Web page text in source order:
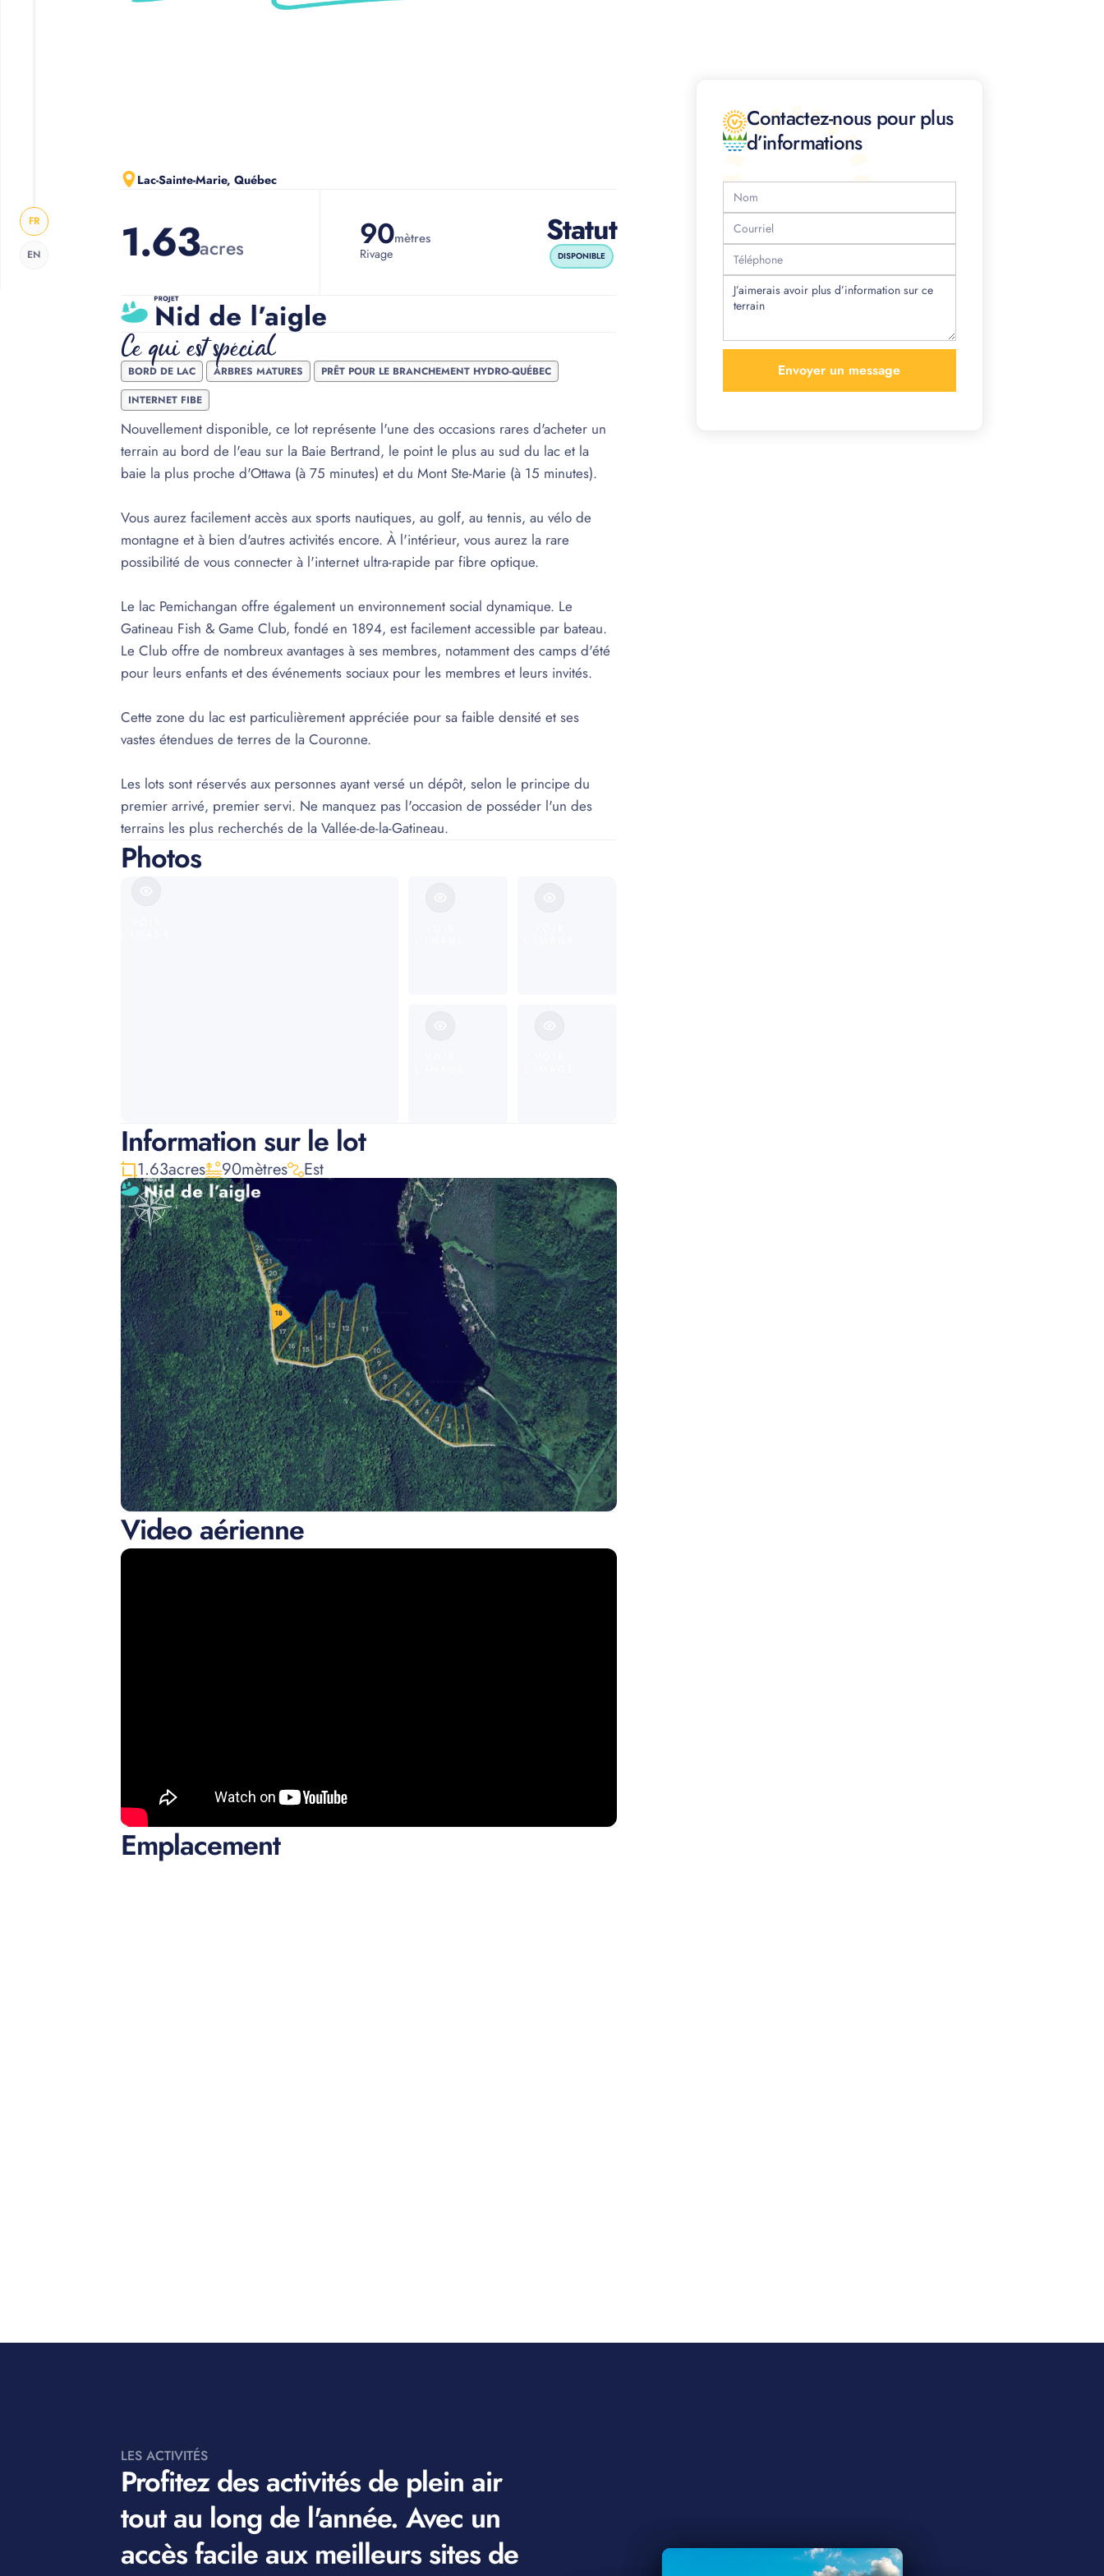
FR
EN
Lac-Sainte-Marie, Québec
1.63acres 90mètres
Rivage
Statut
DISPONIBLE
Ce qui est spécial
BORD DE LAC ARBRES MATURES
PRÊT POUR LE BRANCHEMENT HYDRO-QUÉBEC
INTERNET FIBE
Nouvellement disponible, ce lot représente l'une des occasions rares d'acheter un
terrain au bord de l'eau sur la Baie Bertrand, le point le plus au sud du lac et la
baie la plus proche d'Ottawa (à 75 minutes) et du Mont Ste-Marie (à 15 minutes).
Vous aurez facilement accès aux sports nautiques, au golf, au tennis, au vélo de
montagne et à bien d'autres activités encore. À l'intérieur, vous aurez la rare
possibilité de vous connecter à l'internet ultra-rapide par fibre optique.
Le lac Pemichangan offre également un environnement social dynamique. Le
Gatineau Fish & Game Club, fondé en 1894, est facilement accessible par bateau.
Le Club offre de nombreux avantages à ses membres, notamment des camps d'été
pour leurs enfants et des événements sociaux pour les membres et leurs invités.
Cette zone du lac est particulièrement appréciée pour sa faible densité et ses
vastes étendues de terres de la Couronne.
Les lots sont réservés aux personnes ayant versé un dépôt, selon le principe du
premier arrivé, premier servi. Ne manquez pas l'occasion de posséder l'un des
terrains les plus recherchés de la Vallée-de-la-Gatineau.
Photos
Information sur le lot
1.63acres 90mètres Est
Video aérienne
Emplacement
Contactez-nous pour plus
d’informations
LES ACTIVITÉS
Profitez des activités de plein air
tout au long de l'année. Avec un
accès facile aux meilleurs sites de